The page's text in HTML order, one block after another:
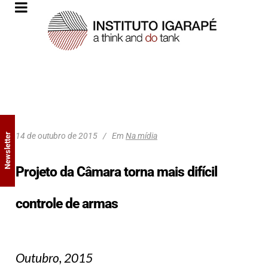
14 de outubro de 2015 Em Na mídia
Projeto da Câmara torna mais difícil
controle de armas
Outubro, 2015
Newsletter